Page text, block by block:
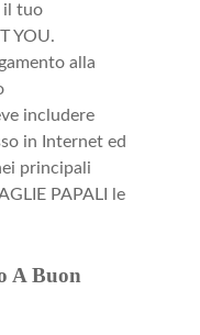
il tuo
YOU.
alla
includere
in Internet ed
principali
PAPALI le
A Buon